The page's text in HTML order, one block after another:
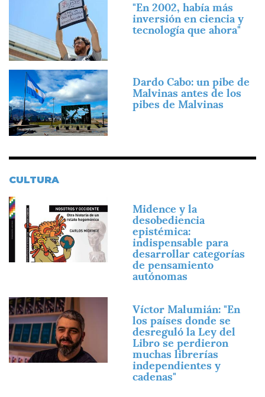
"En 2002, había más
inversión en ciencia y
tecnología que ahora"
Imagen
Dardo Cabo: un pibe de
Malvinas antes de los
pibes de Malvinas
CULTURA
Imagen
Midence y la
desobediencia
epistémica:
indispensable para
desarrollar categorías
de pensamiento
autónomas
Imagen
Víctor Malumián: "En
los países donde se
desreguló la Ley del
Libro se perdieron
muchas librerías
independientes y
cadenas"